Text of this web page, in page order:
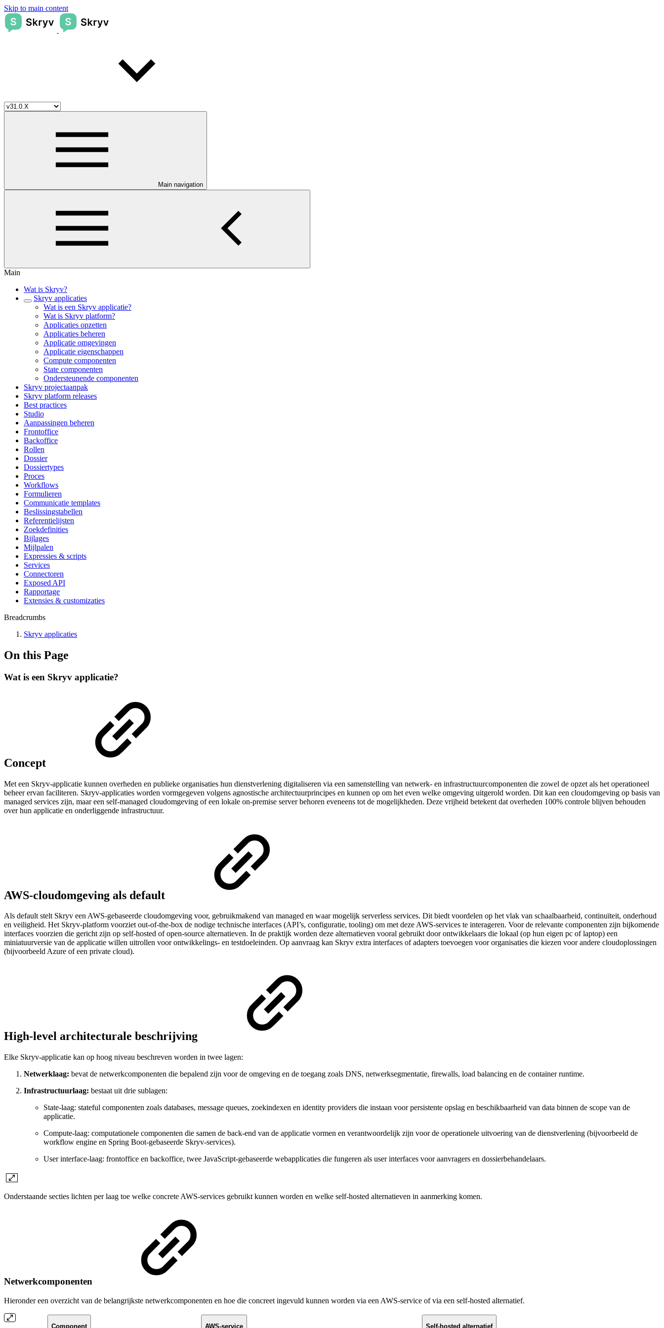
Skip to main content
Main navigation
Main
Wat is Skryv?
Skryv applicaties
Wat is een Skryv applicatie?
Wat is Skryv platform?
Applicaties opzetten
Applicaties beheren
Applicatie omgevingen
Applicatie eigenschappen
Compute componenten
State componenten
Ondersteunende componenten
Skryv projectaanpak
Skryv platform releases
Best practices
Studio
Aanpassingen beheren
Frontoffice
Backoffice
Rollen
Dossier
Dossiertypes
Proces
Workflows
Formulieren
Communicatie templates
Beslissingstabellen
Referentielijsten
Zoekdefinities
Bijlages
Mijlpalen
Expressies & scripts
Services
Connectoren
Exposed API
Rapportage
Extensies & customizaties
Breadcrumbs
Skryv applicaties
On this Page
Wat is een Skryv applicatie?
Concept
Met een Skryv‑applicatie kunnen overheden en publieke organisaties hun dienstverlening digitaliseren via een samenstelling van netwerk‑ en infrastructuurcomponenten die zowel de opzet als het operationeel
beheer ervan faciliteren. Skryv-applicaties worden vormgegeven volgens agnostische architectuurprincipes en kunnen op om het even welke omgeving uitgerold worden. Dit kan een cloudomgeving op basis van
managed services zijn, maar een self-managed cloudomgeving of een lokale on-premise server behoren eveneens tot de mogelijkheden. Deze vrijheid betekent dat overheden 100% controle blijven behouden
over hun applicatie en onderliggende infrastructuur.
AWS-cloudomgeving als default
Als default stelt Skryv een AWS‑gebaseerde cloudomgeving voor, gebruikmakend van managed en waar mogelijk serverless services. Dit biedt voordelen op het vlak van schaalbaarheid, continuïteit, onderhoud
en veiligheid. Het Skryv‑platform voorziet out‑of‑the‑box de nodige technische interfaces (API’s, configuratie, tooling) om met deze AWS‑services te interageren. Voor de relevante componenten zijn bijkomende
interfaces voorzien die gericht zijn op self‑hosted of open‑source alternatieven. In de praktijk worden deze alternatieven vooral gebruikt door ontwikkelaars die lokaal (op hun eigen pc of laptop) een
miniatuurversie van de applicatie willen uitrollen voor ontwikkelings‑ en testdoeleinden. Op aanvraag kan Skryv extra interfaces of adapters toevoegen voor organisaties die kiezen voor andere cloudoplossingen
(bijvoorbeeld Azure of een private cloud).
High-level architecturale beschrijving
Elke Skryv‑applicatie kan op hoog niveau beschreven worden in twee lagen:
Netwerklaag: bevat de netwerkcomponenten die bepalend zijn voor de omgeving en de toegang zoals DNS, netwerksegmentatie, firewalls, load balancing en de container runtime.
Infrastructuurlaag: bestaat uit drie sublagen:
State‑laag: stateful componenten zoals databases, message queues, zoekindexen en identity providers die instaan voor persistente opslag en beschikbaarheid van data binnen de scope van de
applicatie.
Compute‑laag: computationele componenten die samen de back‑end van de applicatie vormen en verantwoordelijk zijn voor de operationele uitvoering van de dienstverlening (bijvoorbeeld de
workflow engine en Spring Boot‑gebaseerde Skryv‑services).
User interface‑laag: frontoffice en backoffice, twee JavaScript‑gebaseerde webapplicaties die fungeren als user interfaces voor aanvragers en dossierbehandelaars.
Onderstaande secties lichten per laag toe welke concrete AWS‑services gebruikt kunnen worden en welke self‑hosted alternatieven in aanmerking komen.
Netwerkcomponenten
Hieronder een overzicht van de belangrijkste netwerkcomponenten en hoe die concreet ingevuld kunnen worden via een AWS-service of via een self-hosted alternatief.
Component AWS-service Self-hosted alternatief